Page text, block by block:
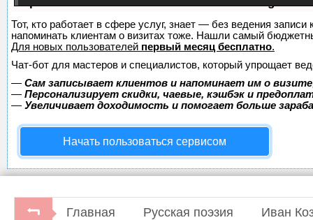
Тот, кто работает в сфере услуг, знает — без ведения
напоминать клиентам о визитах тоже. Нашли самый
Для новых пользователей первый месяц бесплатно.
Чат-бот для мастеров и специалистов, который упрощает
— Сам записывает клиентов и напоминает им о
— Персонализирует скидки, чаевые, кэшбэк и
— Увеличивает доходимость и помогает больше
Начать пользоваться сервисом
Главная Русская поэзия Иван